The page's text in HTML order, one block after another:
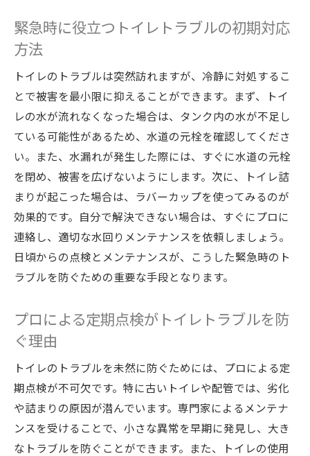
緊急時に役立つトイレトラブルの初期対応
方法
トイレのトラブルは突然訪れますが、冷静に対処するこ
とで被害を最小限に抑えることができます。まず、トイ
レの水が流れなくなった場合は、タンク内の水が不足し
ている可能性があるため、水道の元栓を確認してくださ
い。また、水漏れが発生した際には、すぐに水道の元栓
を閉め、被害を広げないようにします。次に、トイレ詰
まりが起こった場合は、ラバーカップを使ってみるのが
効果的です。自分で解決できない場合は、すぐにプロに
連絡し、適切な水回りメンテナンスを依頼しましょう。
日頃からの点検とメンテナンスが、こうした緊急時のト
ラブルを防ぐための重要な手段となります。
プロによる定期点検がトイレトラブルを防
ぐ理由
トイレのトラブルを未然に防ぐためには、プロによる定
期点検が不可欠です。特に古いトイレや配管では、劣化
や詰まりの原因が潜んでいます。専門家によるメンテナ
ンスを受けることで、小さな異常を早期に発見し、大き
なトラブルを防ぐことができます。また、トイレの使用